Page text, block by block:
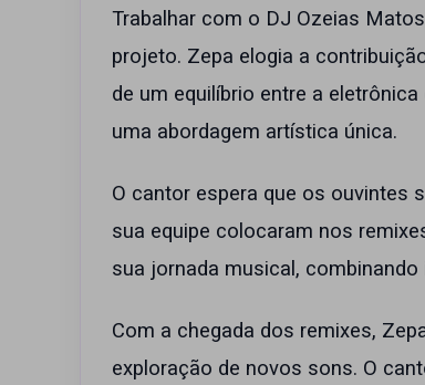
Trabalhar com o DJ Ozeias
projeto. Zepa elogia a
de um equilíbrio entre a
uma abordagem artística única.
O cantor espera que os ouvintes
sua equipe colocaram nos
sua jornada musical,
Com a chegada dos remixes,
exploração de novos sons. O